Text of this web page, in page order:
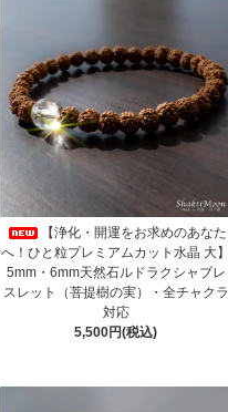
【浄化・開運をお求めのあなた
へ！ひと粒プレミアムカット水晶 大】
5mm・6mm天然石ルドラクシャブレ
スレット（菩提樹の実）・全チャクラ
対応
5,500円(税込)